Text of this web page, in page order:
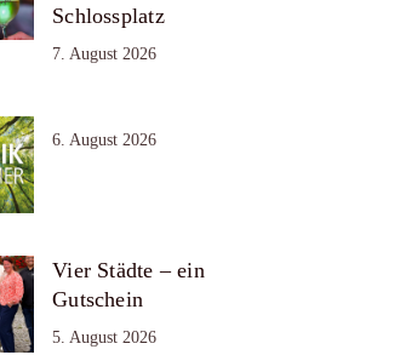
Schlossplatz
7. August 2026
6. August 2026
Vier Städte – ein
Gutschein
5. August 2026